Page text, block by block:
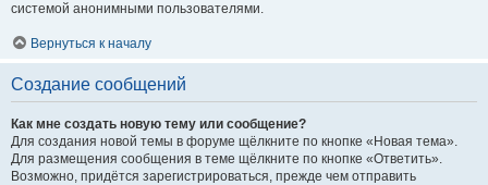
системой анонимными пользователями.
Вернуться к началу
Создание сообщений
Как мне создать новую тему или сообщение?
Для создания новой темы в форуме щёлкните по кнопке «Новая тема».
Для размещения сообщения в теме щёлкните по кнопке «Ответить».
Возможно, придётся зарегистрироваться, прежде чем отправить